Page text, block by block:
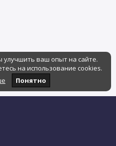
улучшить ваш опыт на сайте.
на использование cookies.
Понятно